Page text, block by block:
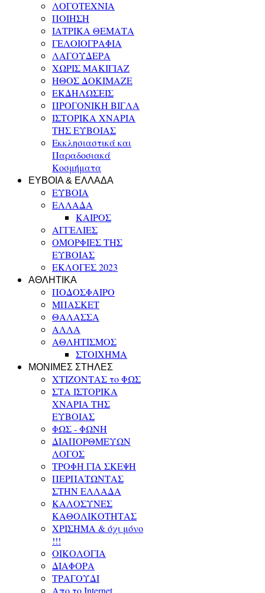
ΛΟΓΟΤΕΧΝΙΑ
ΠΟΙΗΣΗ
ΙΑΤΡΙΚΑ ΘΕΜΑΤΑ
ΓΕΛΟΙΟΓΡΑΦΙΑ
ΛΑΓΟΥΔΕΡΑ
ΧΩΡΙΣ ΜΑΚΙΓΙΑΖ
ΗΘΟΣ ΔΟΚΙΜΑΖΕ
ΕΚΔΗΛΩΣΕΙΣ
ΠΡΟΓΟΝΙΚΗ ΒΙΓΛΑ
ΙΣΤΟΡΙΚΑ ΧΝΑΡΙΑ
ΤΗΣ ΕΥΒΟΙΑΣ
Εκκλησιαστικά και
Παραδοσιακά
Κοσμήματα
ΕΥΒΟΙΑ & ΕΛΛΑΔΑ
ΕΥΒΟΙΑ
ΕΛΛΑΔΑ
ΚΑΙΡΟΣ
ΑΓΓΕΛΙΕΣ
ΟΜΟΡΦΙΕΣ ΤΗΣ
ΕΥΒΟΙΑΣ
ΕΚΛΟΓΕΣ 2023
ΑΘΛΗΤΙΚΑ
ΠΟΔΟΣΦΑΙΡΟ
ΜΠΑΣΚΕΤ
ΘΑΛΑΣΣΑ
ΑΛΛΑ
ΑΘΛΗΤΙΣΜΟΣ
ΣΤΟΙΧΗΜΑ
ΜΟΝΙΜΕΣ ΣΤΗΛΕΣ
ΧΤΙΖΟΝΤΑΣ το ΦΩΣ
ΣΤΑ ΙΣΤΟΡΙΚΑ
ΧΝΑΡΙΑ ΤΗΣ
ΕΥΒΟΙΑΣ
ΦΩΣ - ΦΩΝΗ
ΔΙΑΠΟΡΘΜΕΥΩΝ
ΛΟΓΟΣ
ΤΡΟΦΗ ΓΙΑ ΣΚΕΨΗ
ΠΕΡΠΑΤΩΝΤΑΣ
ΣΤΗΝ ΕΛΛΑΔΑ
ΚΑΛΟΣΥΝΕΣ
ΚΑΘΟΛΙΚΟΤΗΤΑΣ
ΧΡΙΣΗΜΑ & όχι μόνο
!!!
ΟΙΚΟΛΟΓΙΑ
ΔΙΑΦΟΡΑ
ΤΡΑΓΟΥΔΙ
Απο το Internet